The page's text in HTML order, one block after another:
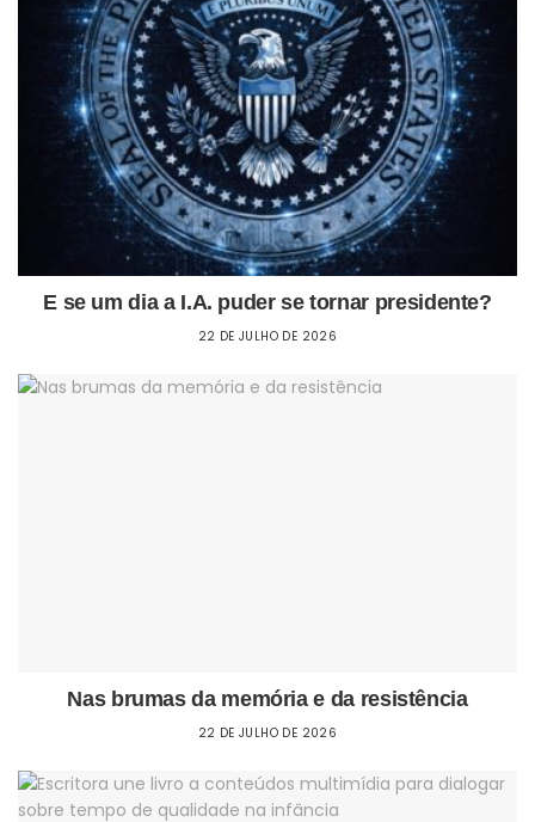
E se um dia a I.A. puder se tornar presidente?
22 DE JULHO DE 2026
Nas brumas da memória e da resistência
22 DE JULHO DE 2026